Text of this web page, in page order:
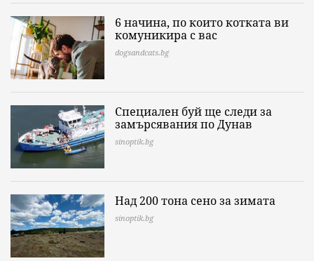
6 начина, по които котката ви
комуникира с вас
dogsandcats.bg
Специален буй ще следи за
замърсявания по Дунав
sinoptik.bg
Над 200 тона сено за зимата
sinoptik.bg